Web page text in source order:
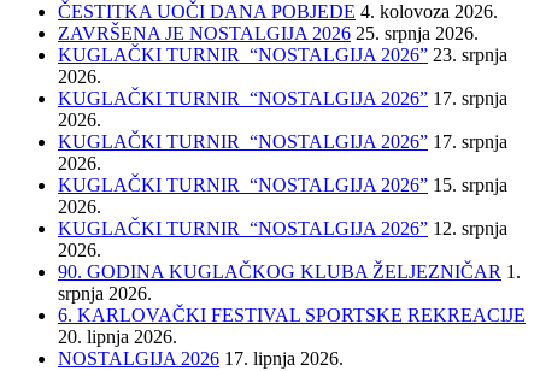
ČESTITKA UOČI DANA POBJEDE 4. kolovoza 2026.
ZAVRŠENA JE NOSTALGIJA 2026 25. srpnja 2026.
KUGLAČKI TURNIR “NOSTALGIJA 2026” 23. srpnja
2026.
KUGLAČKI TURNIR “NOSTALGIJA 2026” 17. srpnja
2026.
KUGLAČKI TURNIR “NOSTALGIJA 2026” 17. srpnja
2026.
KUGLAČKI TURNIR “NOSTALGIJA 2026” 15. srpnja
2026.
KUGLAČKI TURNIR “NOSTALGIJA 2026” 12. srpnja
2026.
90. GODINA KUGLAČKOG KLUBA ŽELJEZNIČAR 1.
srpnja 2026.
6. KARLOVAČKI FESTIVAL SPORTSKE REKREACIJE
20. lipnja 2026.
NOSTALGIJA 2026 17. lipnja 2026.